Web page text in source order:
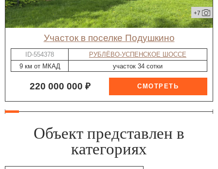
+7
участок в поселке Подушкино
ID-554378
РУБЛЁВО-УСПЕНСКОЕ ШОССЕ
9 км от МКАД
участок 34 сотки
220 000 000 ₽
Объект представлен в
категориях